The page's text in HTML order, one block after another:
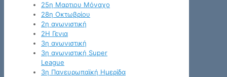
25η Μαρτιου Μόναχο
28η Οκτωβρίου
2η αγωνιστική
2Η Γενια
3η αγωνιστική
3η αγωνιστική Super
League
3η Πανευρωπαϊκή Ημερίδα